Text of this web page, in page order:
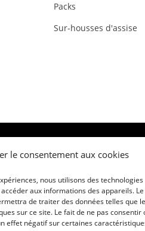
le consentement aux cookies
nous utilisons des
aux informations des appareils.
de traiter des données telles que
sur ce site. Le fait de ne pas
effet négatif sur certaines
Packs
Sur-housses d'assise